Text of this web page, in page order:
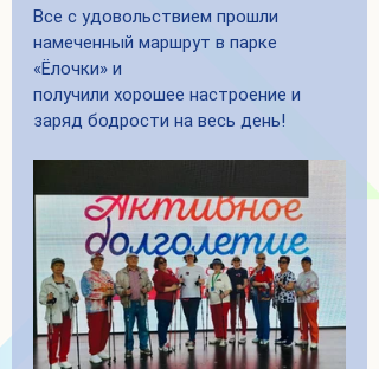
Все с удовольствием прошли
намеченный маршрут в парке
«Ёлочки» и
получили хорошее настроение и
заряд бодрости на весь день!